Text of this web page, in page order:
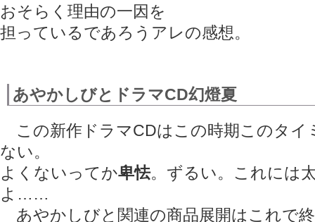
おそらく理由の一因を
担っているであろうアレの感想。
あやかしびとドラマCD幻燈夏
この新作ドラマCDはこの時期このタイ
ない。
よくないってか卑怯。ずるい。これには
よ……
あやかしびと関連の商品展開はこれで